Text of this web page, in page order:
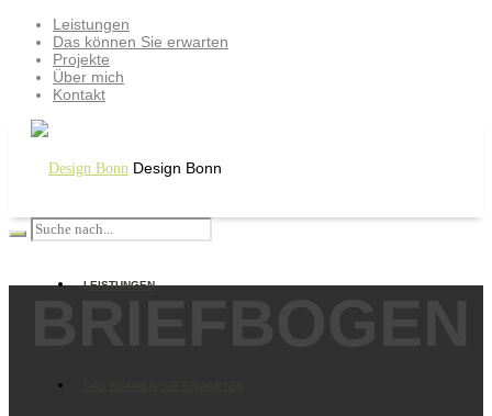
Leistungen
Das können Sie erwarten
Projekte
Über mich
Kontakt
Design Bonn
LEISTUNGEN